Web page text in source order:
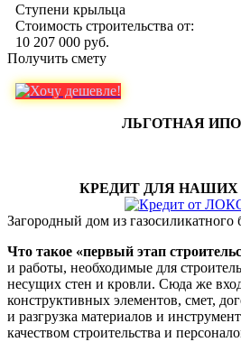
Ступени крыльца
Стоимость строительства от:
10 207 000 руб.
Получить смету
ЛЬГОТНАЯ
КРЕДИТ ДЛЯ НАШИХ
Загородный дом из
Что такое «первый этап
и работы, необходимые для
несущих стен и кровли. Сюда же
конструктивных элементов, смет,
и разгрузка материалов и
качеством строительства и